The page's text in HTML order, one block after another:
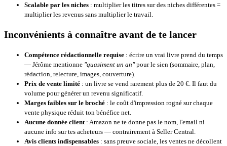
Scalable par les niches : multiplier les titres sur des niches différentes =
multiplier les revenus sans multiplier le travail.
Inconvénients à connaître avant de te lancer
Compétence rédactionnelle requise : écrire un vrai livre prend du temps
— Jérôme mentionne "quasiment un an"pour le sien (sommaire, plan,
rédaction, relecture, images, couverture).
Prix de vente limité : un livre se vend rarement plus de 20 €. Il faut du
volume pour générer un revenu significatif.
Marges faibles sur le broché : le coût d'impression rogné sur chaque
vente physique réduit ton bénéfice net.
Aucune donnée client : Amazon ne te donne pas le nom, l'email ni
aucune info sur tes acheteurs — contrairement à Seller Central.
Avis clients indispensables : sans preuve sociale, les ventes ne décollent